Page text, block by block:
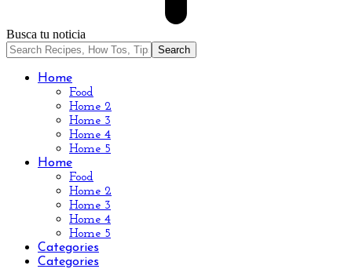
Busca tu noticia
Home
Food
Home 2
Home 3
Home 4
Home 5
Home
Food
Home 2
Home 3
Home 4
Home 5
Categories
Categories